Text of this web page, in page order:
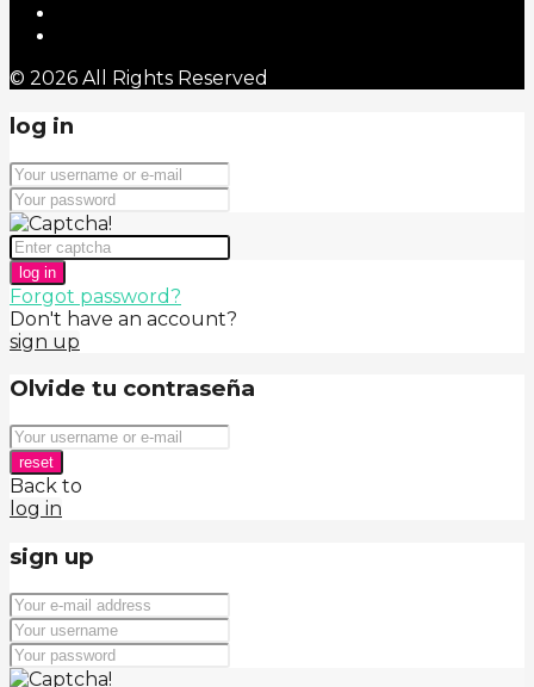
© 2026 All Rights Reserved
log in
log in
Forgot password?
Don't have an account?
sign up
Olvide tu contraseña
reset
Back to
log in
sign up